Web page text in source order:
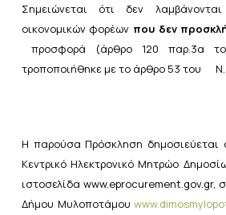
Σημειώνεται ότι δεν
οικονομικών φορέων που δεν
προσφορά (άρθρο 120 παρ.3α
τροποποιήθηκε με το άρθρο 53 του Ν.
Η παρούσα Πρόσκληση δημοσιεύεται
Κεντρικό Ηλεκτρονικό Μητρώο
ιστοσελίδα www.eprocurement.gov.gr,
Δήμου Μυλοποτάμουwww.